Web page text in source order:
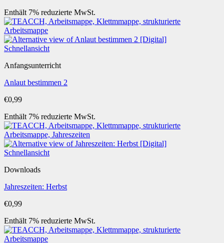
Enthält 7% reduzierte MwSt.
Schnellansicht
Anfangsunterricht
Anlaut bestimmen 2
€0,99
Enthält 7% reduzierte MwSt.
Schnellansicht
Downloads
Jahreszeiten: Herbst
€0,99
Enthält 7% reduzierte MwSt.